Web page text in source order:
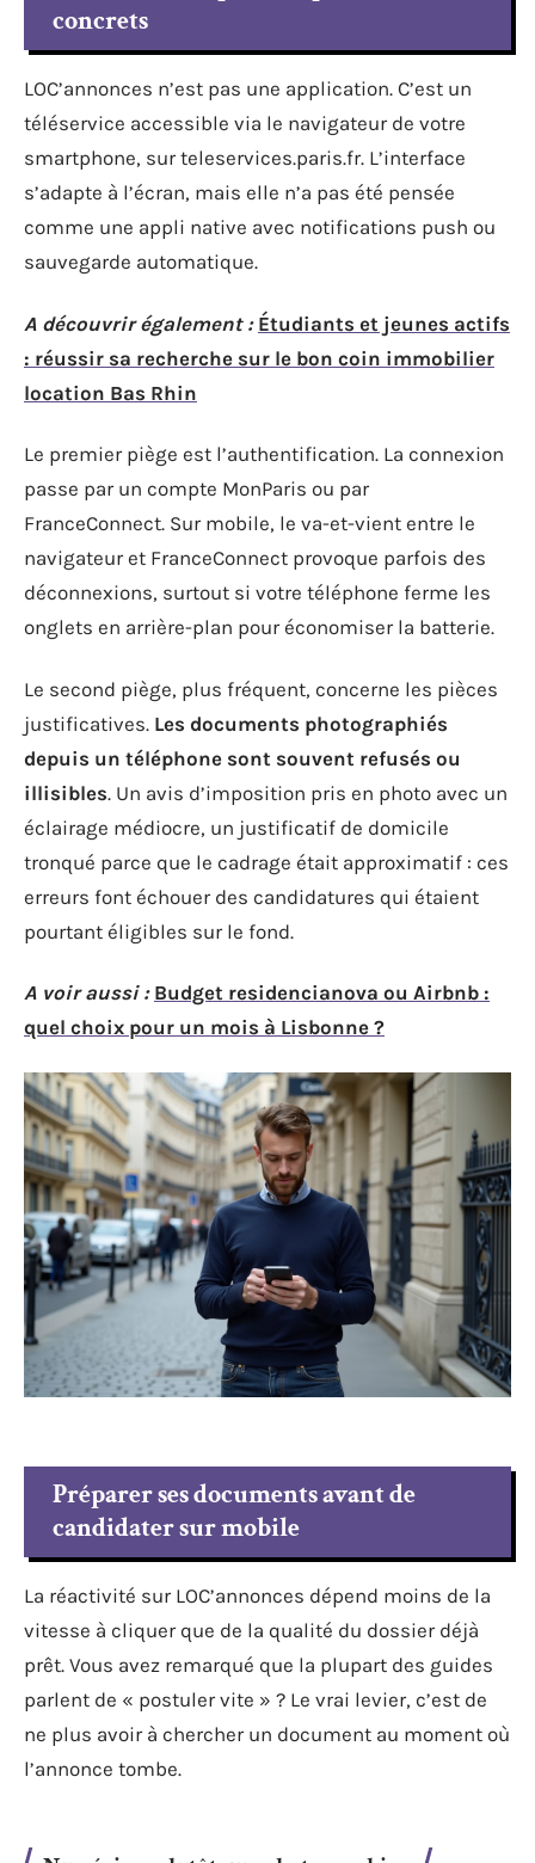
concrets
LOC’annonces n’est pas une application. C’est un
téléservice accessible via le navigateur de votre
smartphone, sur teleservices.paris.fr. L’interface
s’adapte à l’écran, mais elle n’a pas été pensée
comme une appli native avec notifications push ou
sauvegarde automatique.
A découvrir également : Étudiants et jeunes actifs
: réussir sa recherche sur le bon coin immobilier
location Bas Rhin
Le premier piège est l’authentification. La connexion
passe par un compte MonParis ou par
FranceConnect. Sur mobile, le va-et-vient entre le
navigateur et FranceConnect provoque parfois des
déconnexions, surtout si votre téléphone ferme les
onglets en arrière-plan pour économiser la batterie.
Le second piège, plus fréquent, concerne les pièces
justificatives. Les documents photographiés
depuis un téléphone sont souvent refusés ou
illisibles. Un avis d’imposition pris en photo avec un
éclairage médiocre, un justificatif de domicile
tronqué parce que le cadrage était approximatif : ces
erreurs font échouer des candidatures qui étaient
pourtant éligibles sur le fond.
A voir aussi : Budget residencianova ou Airbnb :
quel choix pour un mois à Lisbonne ?
Préparer ses documents avant de
candidater sur mobile
La réactivité sur LOC’annonces dépend moins de la
vitesse à cliquer que de la qualité du dossier déjà
prêt. Vous avez remarqué que la plupart des guides
parlent de « postuler vite » ? Le vrai levier, c’est de
ne plus avoir à chercher un document au moment où
l’annonce tombe.